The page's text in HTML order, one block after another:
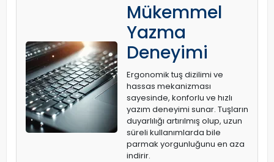
Mükemmel
Yazma
Deneyimi
Ergonomik tuş dizilimi ve
hassas mekanizması
sayesinde, konforlu ve hızlı
yazım deneyimi sunar. Tuşların
duyarlılığı artırılmış olup, uzun
süreli kullanımlarda bile
parmak yorgunluğunu en aza
indirir.